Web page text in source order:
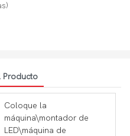
Producto
Coloque la
máquina\montador de
LED\máquina de